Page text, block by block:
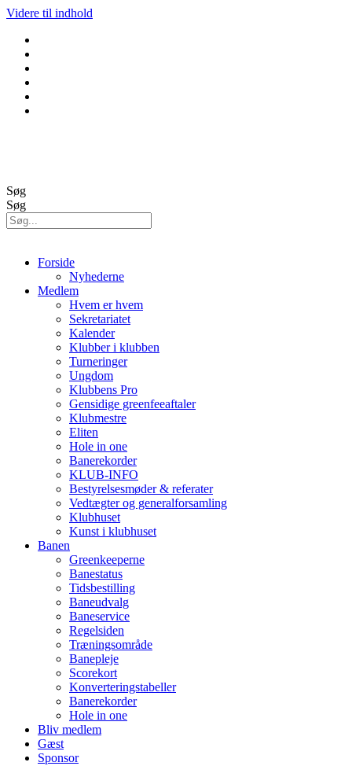
Videre til indhold
Søg
Søg
Forside
Nyhederne
Medlem
Hvem er hvem
Sekretariatet
Kalender
Klubber i klubben
Turneringer
Ungdom
Klubbens Pro
Gensidige greenfeeaftaler
Klubmestre
Eliten
Hole in one
Banerekorder
KLUB-INFO
Bestyrelsesmøder & referater
Vedtægter og generalforsamling
Klubhuset
Kunst i klubhuset
Banen
Greenkeeperne
Banestatus
Tidsbestilling
Baneudvalg
Baneservice
Regelsiden
Træningsområde
Banepleje
Scorekort
Konverteringstabeller
Banerekorder
Hole in one
Bliv medlem
Gæst
Sponsor